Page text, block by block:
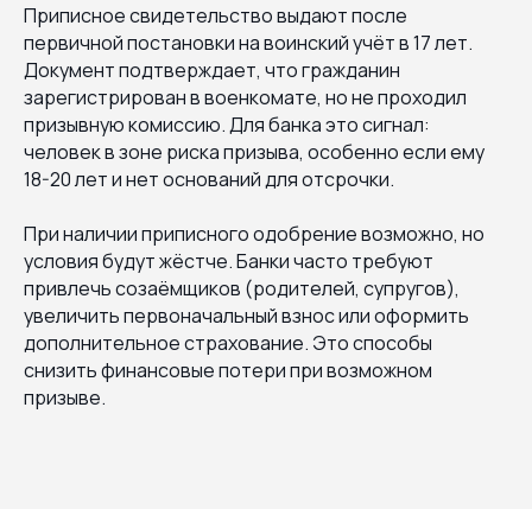
Приписное свидетельство выдают после
первичной постановки на воинский учёт в 17 лет.
Документ подтверждает, что гражданин
зарегистрирован в военкомате, но не проходил
призывную комиссию. Для банка это сигнал:
человек в зоне риска призыва, особенно если ему
18-20 лет и нет оснований для отсрочки.
При наличии приписного одобрение возможно, но
условия будут жёстче. Банки часто требуют
привлечь созаёмщиков (родителей, супругов),
увеличить первоначальный взнос или оформить
дополнительное страхование. Это способы
снизить финансовые потери при возможном
призыве.